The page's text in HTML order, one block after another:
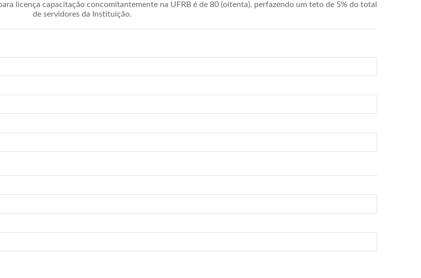
licença capacitação concomitantemente na UFRB é de 80 (oitenta), perfazendo um teto de 5% do total
de servidores da Instituição.